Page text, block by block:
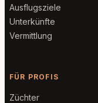
Ausflugsziele
Unterkünfte
Vermittlung
FÜR PROFIS
Züchter